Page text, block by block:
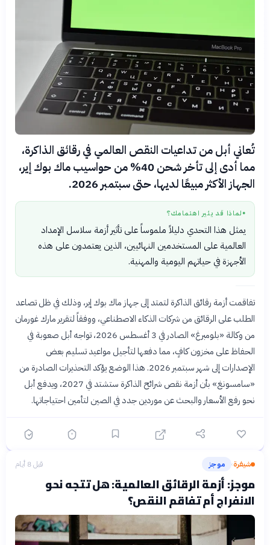
تُعاني أبل من تداعيات النقص العالمي في رقائق الذاكرة،
مما أدى إلى تأخر شحن 40% من حواسيب ماك بوك إير،
الجهاز الأكثر مبيعًا لديها، حتى سبتمبر 2026.
● لماذا قد يثير اهتمامك؟
يمثل هذا التحدي دليلاً ملموساً على تأثير أزمة سلاسل الإمداد
العالمية على المستخدمين النهائيين، الذين يعتمدون على هذه
الأجهزة في حياتهم اليومية والمهنية.
تفاقمت أزمة رقائق الذاكرة لتمتد إلى جهاز ماك بوك إير، وذلك في ظل تصاعد
الطلب على الرقائق من شركات الذكاء الاصطناعي، ووفقاً لتقرير مارك غورمان
من وكالة «بلومبرغ» الصادر في 3 أغسطس 2026، تواجه أبل صعوبة في
الحفاظ على مخزون كافٍ، مما دفعها لتأجيل مواعيد تسليم بعض
الإصدارات إلى شهر سبتمبر 2026. هذا الوضع يؤكد التحذيرات الصادرة من
«سامسونغ» بأن أزمة نقص شرائح الذاكرة ستشتد في 2027، ويدفع أبل
نحو رفع الأسعار والبحث عن موردين جدد في الصين لتأمين احتياجاتها.
شيفرة› موجز قبل 8 أيام
موجز: أزمة الرقائق العالمية: هل تتجه نحو
الانفراج أم تفاقم النقص؟